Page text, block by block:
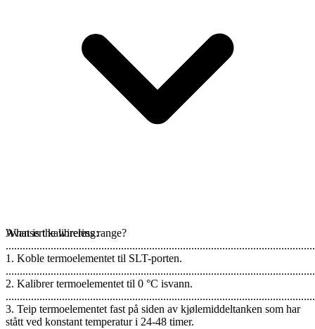
Avansert kalibrering:
1. Koble termoelementet til SLT-porten.
2. Kalibrer termoelementet til 0 °C isvann.
3. Teip termoelementet fast på siden av kjølemiddeltanken som har
stått ved konstant temperatur i 24-48 timer.
What is the wireless range?